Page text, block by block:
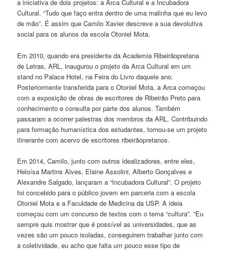
a iniciativa de dois projetos: a Arca Cultural e a Incubadora
Cultural. “Tudo que faço entra dentro de uma malinha que eu levo
de mão”. É assim que Camilo Xavier descreve a sua devolutiva
social para os alunos da escola Otoniel Mota.
Em 2010, quando era presidente da Academia Ribeirãopretana
de Letras, ARL, inaugurou o projeto da Arca Cultural em um
stand no Palace Hotel, na Feira do Livro daquele ano.
Posteriormente transferida para o Otoniel Mota, a Arca começou
com a exposição de obras de escritores de Ribeirão Preto para
conhecimento e consulta por parte dos alunos. Também
passaram a ocorrer palestras dos membros da ARL. Contribuindo
para formação humanística dos estudantes, tornou-se um projeto
itinerante com acervo de escritores ribeirãopretanos.
Em 2014, Camilo, junto com outros idealizadores, entre eles,
Heloísa Martins Alves, Elaine Assolini, Alberto Gonçalves e
Alexandre Salgado, lançaram a “Incubadora Cultural”. O projeto
foi concebido para o público jovem em parceria com a escola
Otoniel Mota e a Faculdade de Medicina da USP. A ideia
começou com um concurso de textos com o tema “cultura”. “Eu
sempre quis mostrar que é possível as universidades, que as
vezes são um pouco isoladas, conseguirem trabalhar junto com
a coletividade, eu acho que falta um pouco esse tipo de